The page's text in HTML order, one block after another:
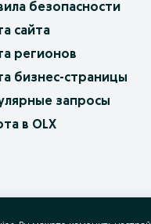
безопасности
сайта
регионов
бизнес-страницы
запросы
в OLX